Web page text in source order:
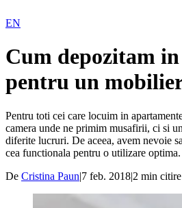
EN
Cum depozitam
pentru un
Pentru toti cei care locuim in
camera unde ne primim musafirii, ci si
diferite lucruri. De aceea, avem nevoie
cea functionala pentru o utilizare optima.
De Cristina Paun|7 feb. 2018|2 min citire